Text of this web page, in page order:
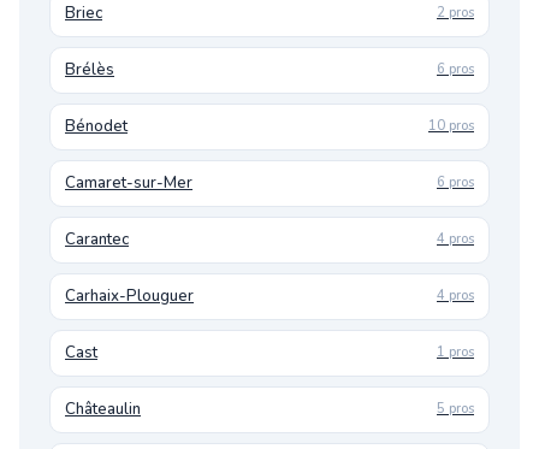
Briec 2 pros
Brélès 6 pros
Bénodet 10 pros
Camaret-sur-Mer 6 pros
Carantec 4 pros
Carhaix-Plouguer 4 pros
Cast 1 pros
Châteaulin 5 pros